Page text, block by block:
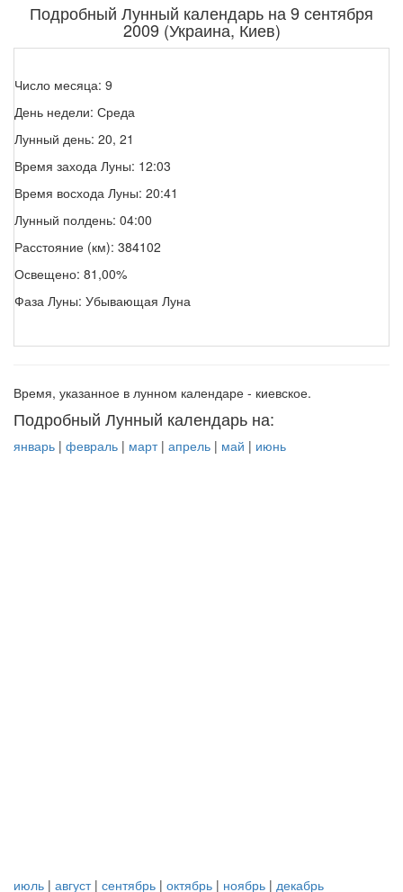
Подробный Лунный календарь на 9 сентября
2009 (Украина, Киев)
Число месяца: 9
День недели: Среда
Лунный день: 20, 21
Время захода Луны: 12:03
Время восхода Луны: 20:41
Лунный полдень: 04:00
Расстояние (км): 384102
Освещено: 81,00%
Фаза Луны: Убывающая Луна
Время, указанное в лунном календаре - киевское.
Подробный Лунный календарь на:
январь | февраль | март| апрель | май | июнь
июль | август| сентябрь | октябрь | ноябрь | декабрь